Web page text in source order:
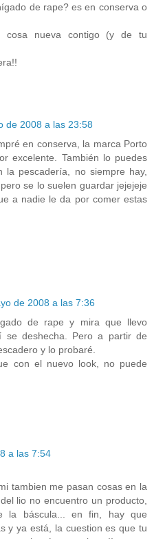
de rape? es en conserva o
cosa nueva contigo (y de tu
de 2008 a las 23:58
en conserva, la marca Porto
excelente. También lo puedes
la pescadería, no siempre hay,
se lo suelen guardar jejejeje
a nadie le da por comer estas
de 2008 a las 7:36
de rape y mira que llevo
se deshecha. Pero a partir de
y lo probaré.
con el nuevo look, no puede
a las 7:54
tambien me pasan cosas en la
lio no encuentro un producto,
la báscula... en fin, hay que
y ya está, la cuestion es que tu